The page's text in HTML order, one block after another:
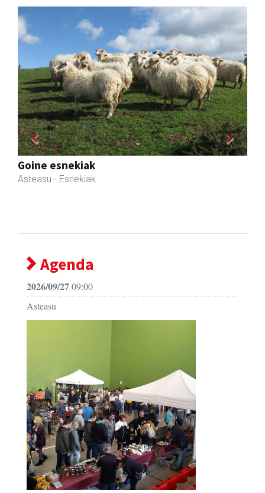
Transportes Lakunza
Asteasu - Garraioak
Previous Next
Agenda
2026/09/2709:00
Asteasu